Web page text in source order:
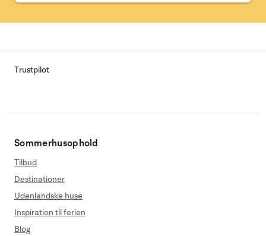
Trustpilot
Sommerhusophold
Tilbud
Destinationer
Udenlandske huse
Inspiration til ferien
Blog